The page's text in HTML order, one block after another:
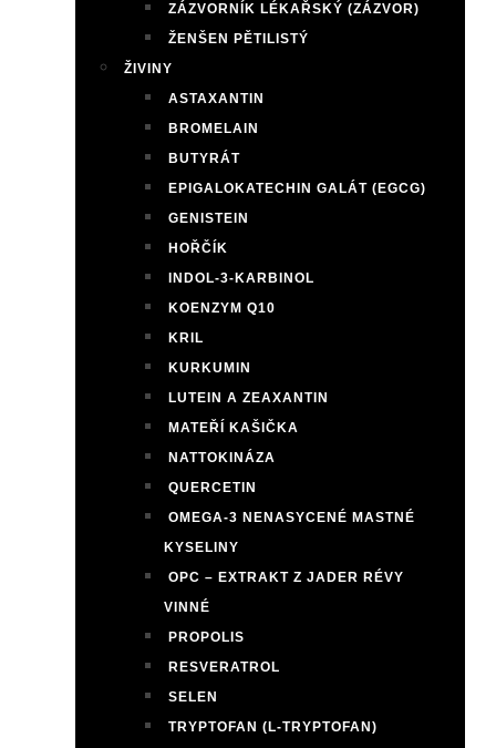
ZÁZVORNÍK LÉKAŘSKÝ (ZÁZVOR)
ŽENŠEN PĚTILISTÝ
ŽIVINY
ASTAXANTIN
BROMELAIN
BUTYRÁT
EPIGALOKATECHIN GALÁT (EGCG)
GENISTEIN
HOŘČÍK
INDOL-3-KARBINOL
KOENZYM Q10
KRIL
KURKUMIN
LUTEIN A ZEAXANTIN
MATEŘÍ KAŠIČKA
NATTOKINÁZA
QUERCETIN
OMEGA-3 NENASYCENÉ MASTNÉ
KYSELINY
OPC – EXTRAKT Z JADER RÉVY
VINNÉ
PROPOLIS
RESVERATROL
SELEN
TRYPTOFAN (L-TRYPTOFAN)